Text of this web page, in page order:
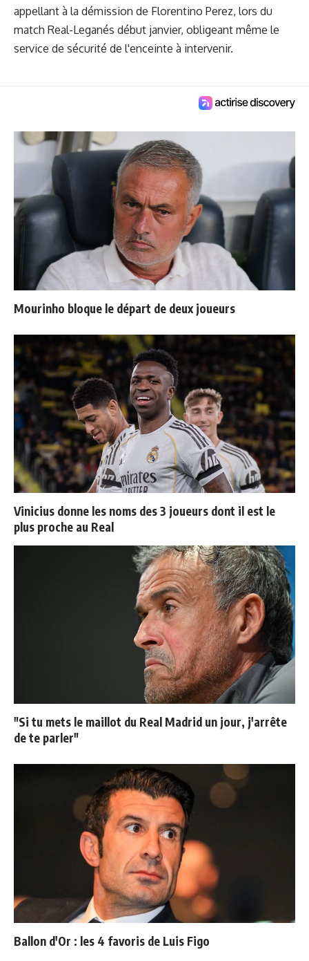
appellant à la démission de Florentino Perez, lors du
match Real-Leganés début janvier, obligeant même le
service de sécurité de l'enceinte à intervenir.
Mourinho bloque le départ de deux joueurs
Vinicius donne les noms des 3 joueurs dont il est le
plus proche au Real
"Si tu mets le maillot du Real Madrid un jour, j'arrête
de te parler"
Ballon d'Or : les 4 favoris de Luis Figo